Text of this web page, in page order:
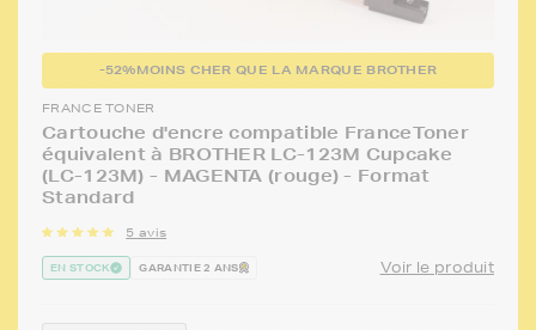
-52%MOINS CHER QUE LA MARQUE BROTHER
FRANCE TONER
Cartouche d'encre compatible FranceToner
équivalent à BROTHER LC-123M Cupcake
(LC-123M) - MAGENTA (rouge) - Format
Standard
5 avis
EN STOCK GARANTIE 2 ANS Voir le produit